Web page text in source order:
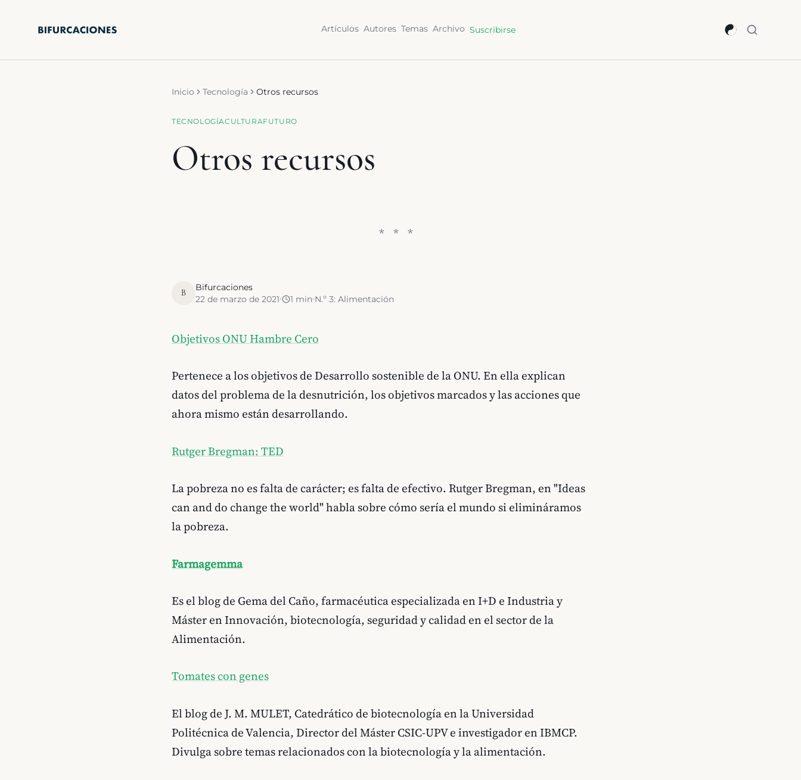
Artículos Autores Temas Archivo Suscribirse
Inicio Tecnología Otros recursos
TECNOLOGÍACULTURAFUTURO
Otros recursos
B
Bifurcaciones
22 de marzo de 2021
1 min N.º 3: Alimentación
Objetivos ONU Hambre Cero
Pertenece a los objetivos de Desarrollo sostenible de la ONU. En ella explican
datos del problema de la desnutrición, los objetivos marcados y las acciones que
ahora mismo están desarrollando.
Rutger Bregman: TED
La pobreza no es falta de carácter; es falta de efectivo. Rutger Bregman, en "Ideas
can and do change the world" habla sobre cómo sería el mundo si elimináramos
la pobreza.
Farmagemma
Es el blog de Gema del Caño, farmacéutica especializada en I+D e Industria y
Máster en Innovación, biotecnología, seguridad y calidad en el sector de la
Alimentación.
Tomates con genes
El blog de J. M. MULET, Catedrático de biotecnología en la Universidad
Politécnica de Valencia, Director del Máster CSIC-UPV e investigador en IBMCP.
Divulga sobre temas relacionados con la biotecnología y la alimentación.